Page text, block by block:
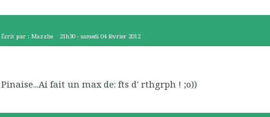
Écrit par : Mazzhe 21h30 -samedi 04 février 2012
Pinaise...Ai fait un max de: fts d' rthgrph ! ;o))